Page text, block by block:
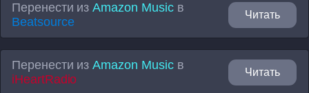
Перенести изAmazon Musicв
Beatsource
Читать
Перенести изAmazon Musicв
iHeartRadio
Читать